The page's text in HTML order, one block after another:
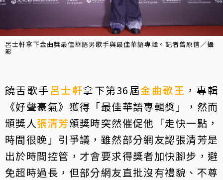
呂士軒拿下金曲獎最佳華語男歌手與最佳華語專輯。記者曾原信／攝
影
饒舌歌手 呂士軒拿下第36屆金曲歌王 ，專輯
《好聲豪氣》獲得「最佳華語專輯獎」，然而
頒獎人張清芳頒獎時突然催促他「走快一點，
時間很晚」引爭議，雖然部分網友認張清芳是
出於時間控管，才會要求得獎者加快腳步，避
免超時過長，但部分網友直批沒有禮貌、不尊